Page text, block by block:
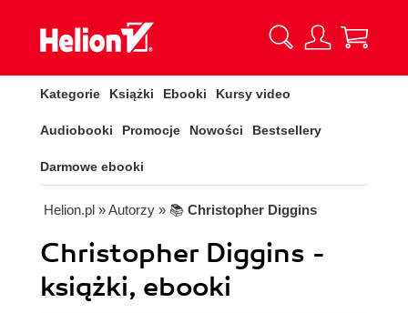
Kategorie Książki Ebooki Kursy video
Audiobooki Promocje Nowości Bestsellery
Darmowe ebooki
Helion.pl » Autorzy » 📚 Christopher Diggins
Christopher Diggins -
książki, ebooki